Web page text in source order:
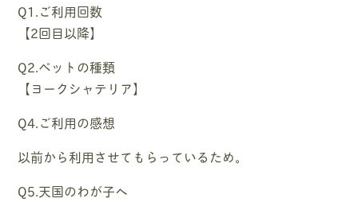
Q1.ご利用回数
【2回目以降】
Q2.ペットの種類
【ヨークシャテリア】
Q4.ご利用の感想
以前から利用させてもらっているため。
Q5.天国のわが子へ